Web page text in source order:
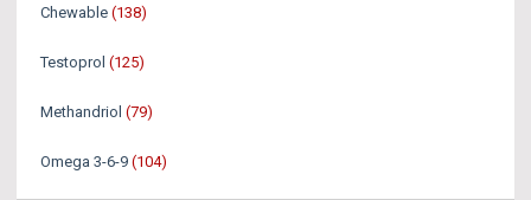
Chewable (138)
Testoprol (125)
Methandriol (79)
Omega 3-6-9 (104)